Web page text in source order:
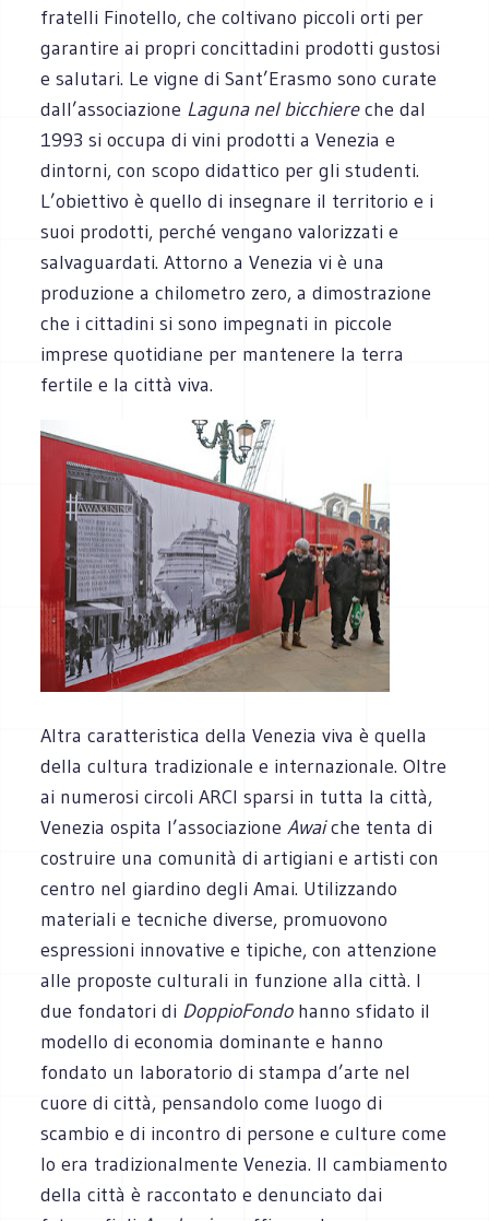
fratelli Finotello, che coltivano piccoli orti per
garantire ai propri concittadini prodotti gustosi
e salutari. Le vigne di Sant’Erasmo sono curate
dall’associazione Laguna nel bicchiereche dal
1993 si occupa di vini prodotti a Venezia e
dintorni, con scopo didattico per gli studenti.
L’obiettivo è quello di insegnare il territorio e i
suoi prodotti, perché vengano valorizzati e
salvaguardati. Attorno a Venezia vi è una
produzione a chilometro zero, a dimostrazione
che i cittadini si sono impegnati in piccole
imprese quotidiane per mantenere la terra
fertile e la città viva.
Altra caratteristica della Venezia viva è quella
della cultura tradizionale e internazionale. Oltre
ai numerosi circoli ARCI sparsi in tutta la città,
Venezia ospita l’associazioneAwaiche tenta di
costruire una comunità di artigiani e artisti con
centro nel giardino degli Amai. Utilizzando
materiali e tecniche diverse, promuovono
espressioni innovative e tipiche, con attenzione
alle proposte culturali in funzione alla città. I
due fondatori di DoppioFondohanno sfidato il
modello di economia dominante e hanno
fondato un laboratorio di stampa d’arte nel
cuore di città, pensandolo come luogo di
scambio e di incontro di persone e culture come
lo era tradizionalmente Venezia. Il cambiamento
della città è raccontato e denunciato dai